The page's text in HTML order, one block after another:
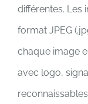
différentes. Les
format JPEG
chaque image
avec logo,